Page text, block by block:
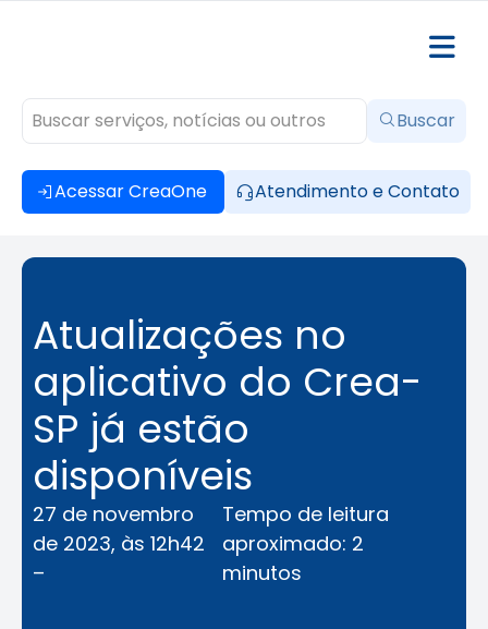
Acessar CreaOne Atendimento e Contato
Buscar
Atualizações no
aplicativo do Crea-
SP já estão
disponíveis
27 de novembro
de 2023, às 12h42
–
Tempo de leitura
aproximado: 2
minutos